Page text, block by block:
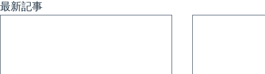
最新記事